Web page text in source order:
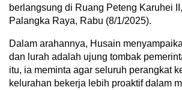
berlangsung di Ruang Peteng Karuhei
Palangka Raya, Rabu (8/1/2025).
Dalam arahannya, Husain
dan lurah adalah ujung tombak
itu, ia meminta agar seluruh perangkat
kelurahan bekerja lebih proaktif dalam